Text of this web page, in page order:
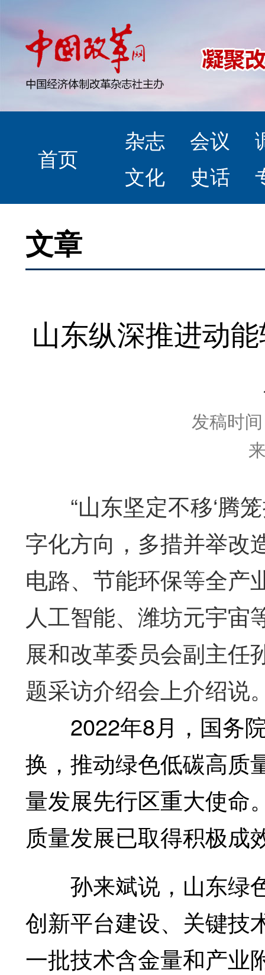
首页
杂志 会议
文化
史话
文章
山东纵深推进动
发稿时
“山东坚定不移‘腾笼
字化方向，多措并举改
电路、节能环保等全产
人工智能、潍坊元宇宙
展和改革委员会副主任
题采访介绍会上介绍说
2022年8月，国务院
换，推动绿色低碳高质
量发展先行区重大使命
质量发展已取得积极成
孙来斌说，山东绿
创新平台建设、关键技
一批技术含金量和产业